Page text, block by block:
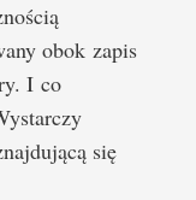
obok zapis
I co
się